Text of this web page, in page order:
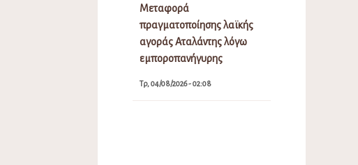
Μεταφορά
πραγματοποίησης λαϊκής
αγοράς Αταλάντης λόγω
εμποροπανήγυρης
Τρ, 04/08/2026 - 02:08